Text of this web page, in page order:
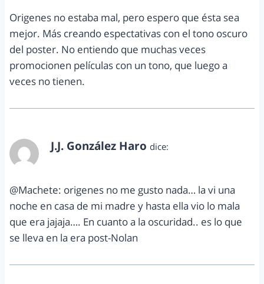
Origenes no estaba mal, pero espero que ésta sea
mejor. Más creando espectativas con el tono oscuro
del poster. No entiendo que muchas veces
promocionen películas con un tono, que luego a
veces no tienen.
J.J. González Haro dice:
@Machete: origenes no me gusto nada… la vi una
noche en casa de mi madre y hasta ella vio lo mala
que era jajaja…. En cuanto a la oscuridad.. es lo que
se lleva en la era post-Nolan